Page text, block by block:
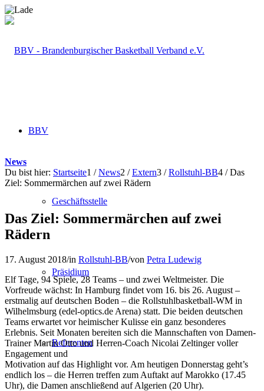
BBV
Geschäftsstelle
Präsidium
Referenten
News
Du bist hier: Startseite1 / News2 / Extern3 / Rollstuhl-BB4 / Das
Ziel: Sommermärchen auf zwei Rädern
Das Ziel: Sommermärchen auf zwei
Rädern
17. August 2018/in Rollstuhl-BB/von Petra Ludewig
Elf Tage, 94 Spiele, 28 Teams – und zwei Weltmeister. Die
Vorfreude wächst: In Hamburg findet vom 16. bis 26. August –
erstmalig auf deutschen Boden – die Rollstuhlbasketball-WM in
Wilhelmsburg (edel-optics.de Arena) statt. Die beiden deutschen
Teams erwartet vor heimischer Kulisse ein ganz besonderes
Erlebnis. Seit Monaten bereiten sich die Mannschaften von Damen-
Trainer Martin Otto und Herren-Coach Nicolai Zeltinger voller
Engagement und
Motivation auf das Highlight vor. Am heutigen Donnerstag geht’s
endlich los – die Herren treffen zum Auftakt auf Marokko (17.45
Uhr), die Damen anschließend auf Algerien (20 Uhr).